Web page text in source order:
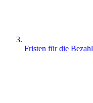
Fristen für die